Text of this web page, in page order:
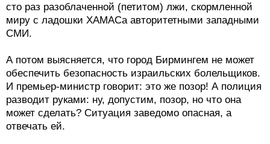
сто раз разоблаченной (петитом) лжи, скормленной
миру с ладошки ХАМАСа авторитетными западными
СМИ.
А потом выясняется, что город Бирмингем не может
обеспечить безопасность израильских болельщиков.
И премьер-министр говорит: это же позор! А полиция
разводит руками: ну, допустим, позор, но что она
может сделать? Ситуация заведомо опасная, а
отвечать ей.